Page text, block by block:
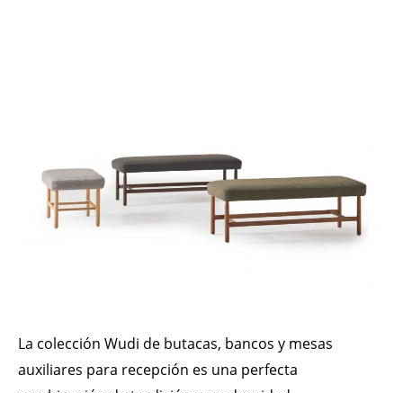
La colección Wudi de butacas, bancos y mesas
auxiliares para recepción es una perfecta